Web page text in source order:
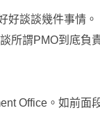
好談談幾件事情
所謂PMO到底負
Office。如前面